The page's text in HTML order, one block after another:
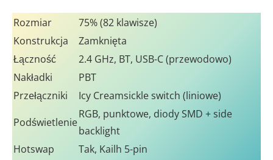
Rozmiar
75% (82 klawisze)
Konstrukcja
Zamknięta
Łączność
2.4 GHz, BT, USB-C (przewodowo)
Nakładki
PBT
Przełączniki
Icy Creamsickle switch (liniowe)
Podświetlenie
RGB, punktowe, diody SMD + side
backlight
Hotswap
Tak, Kailh 5-pin